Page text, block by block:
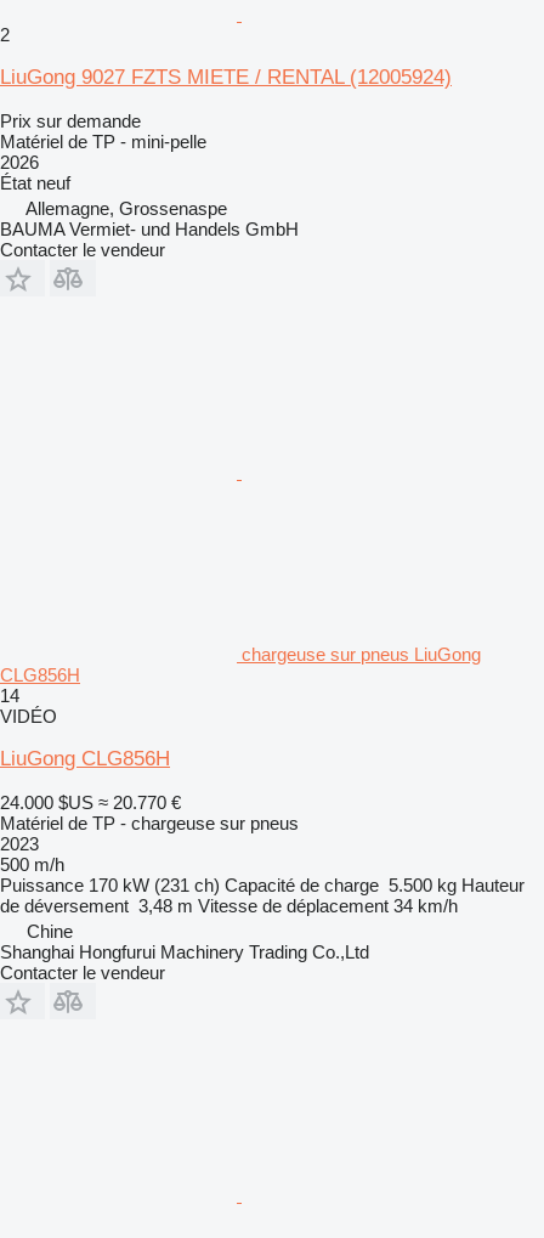
2
LiuGong 9027 FZTS MIETE / RENTAL (12005924)
Prix sur demande
Matériel de TP - mini-pelle
2026
État neuf
Allemagne, Grossenaspe
BAUMA Vermiet- und Handels GmbH
Contacter le vendeur
chargeuse sur pneus LiuGong
CLG856H
14
VIDÉO
LiuGong CLG856H
24.000 $US ≈ 20.770 €
Matériel de TP - chargeuse sur pneus
2023
500 m/h
Puissance 170 kW (231 ch) Capacité de charge 5.500 kg Hauteur
de déversement 3,48 m Vitesse de déplacement 34 km/h
Chine
Shanghai Hongfurui Machinery Trading Co.,Ltd
Contacter le vendeur